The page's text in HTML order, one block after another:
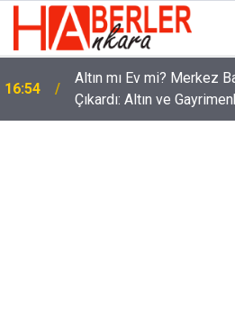
13:46
Ankara 2026 B Sınıfı
Harç, Sınav ve Kurs